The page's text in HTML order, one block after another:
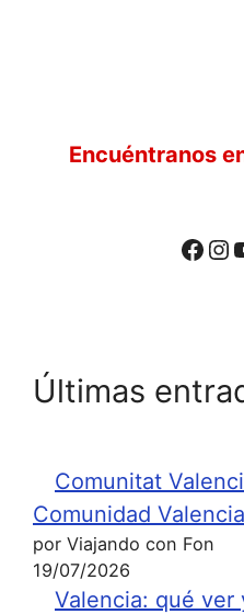
Encuéntranos
Últimas
Comunitat
Comunidad
por Viajando con Fon
19/07/2026
Valencia: qué ver